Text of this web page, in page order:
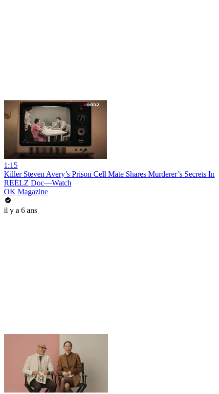
1:15
Killer Steven Avery’s Prison Cell Mate Shares Murderer’s Secrets In
REELZ Doc—Watch
OK Magazine
il y a 6 ans